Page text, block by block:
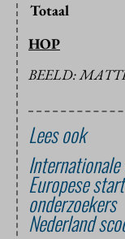
Totaal
HOP
BEELD:
Lees ook
Europese
onderzoekers
Nederland